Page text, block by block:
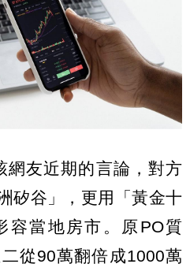
網友近期的言論，對方
矽谷」，更用「黃金十
容當地房市。原PO質
從90萬翻倍成1000萬